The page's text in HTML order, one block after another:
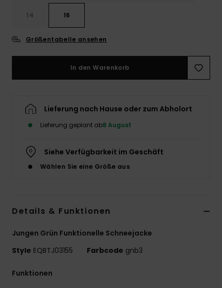
14 16
Größentabelle ansehen
In den Warenkorb
Lieferung nach Hause oder zum Abholort
Lieferung geplant ab8 August
Siehe Verfügbarkeit im Geschäft
Wählen Sie eine Größe aus
Details & Funktionen
Jungen Grün Funktionelle Schneejacke
Style EQBTJ03155 Farbcode gnb3
Funktionen